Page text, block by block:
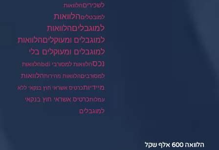
לשכיריםהלוואות
למובטליםהלוואות
למוגבליםהלוואות
למוגבלים ומעוקליםהלוואות
למוגבלים ומעוקלים בלי
נכסהלוואות למסורבי bdi
הלוואות
למסורביםהלוואות מהירותהלוואות
מיידיותכרטיס אשראי חוץ בנקאי ללא
עמלותכרטיס אשראי חוץ בנקאי
למוגבלים
הלוואה 600 אלף שקל